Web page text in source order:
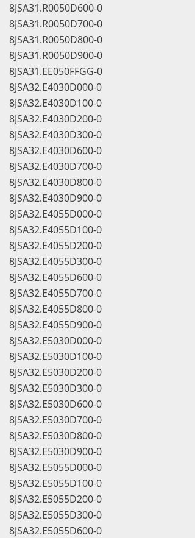
8JSA31.R0050D600-0
8JSA31.R0050D700-0
8JSA31.R0050D800-0
8JSA31.R0050D900-0
8JSA31.EE050FFGG-0
8JSA32.E4030D000-0
8JSA32.E4030D100-0
8JSA32.E4030D200-0
8JSA32.E4030D300-0
8JSA32.E4030D600-0
8JSA32.E4030D700-0
8JSA32.E4030D800-0
8JSA32.E4030D900-0
8JSA32.E4055D000-0
8JSA32.E4055D100-0
8JSA32.E4055D200-0
8JSA32.E4055D300-0
8JSA32.E4055D600-0
8JSA32.E4055D700-0
8JSA32.E4055D800-0
8JSA32.E4055D900-0
8JSA32.E5030D000-0
8JSA32.E5030D100-0
8JSA32.E5030D200-0
8JSA32.E5030D300-0
8JSA32.E5030D600-0
8JSA32.E5030D700-0
8JSA32.E5030D800-0
8JSA32.E5030D900-0
8JSA32.E5055D000-0
8JSA32.E5055D100-0
8JSA32.E5055D200-0
8JSA32.E5055D300-0
8JSA32.E5055D600-0